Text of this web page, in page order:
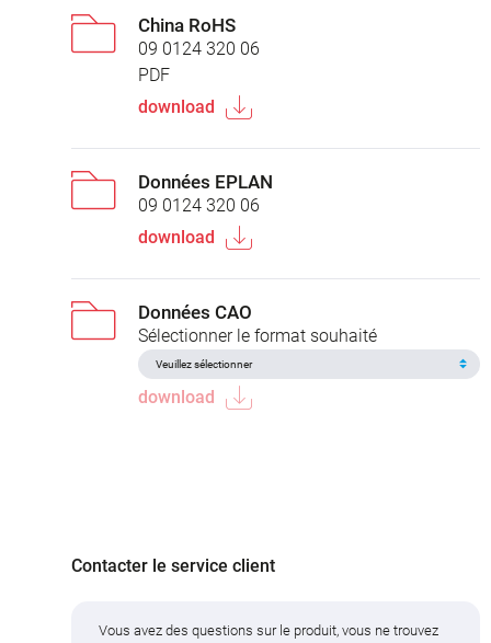
China RoHS
09 0124 320 06
PDF
download
Données EPLAN
09 0124 320 06
download
Données CAO
Sélectionner le format souhaité
download
Contacter le service client
Vous avez des questions sur le produit, vous ne trouvez